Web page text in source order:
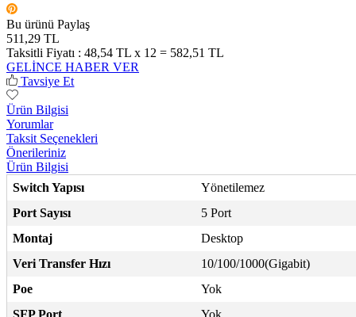
Bu ürünü Paylaş
511,29 TL
Taksitli Fiyatı : 48,54 TL x 12 = 582,51 TL
GELİNCE HABER VER
Tavsiye Et
Ürün Bilgisi
Yorumlar
Taksit Seçenekleri
Önerileriniz
Ürün Bilgisi
Switch Yapısı
Yönetilemez
Port Sayısı
5 Port
Montaj
Desktop
Veri Transfer Hızı
10/100/1000(Gigabit)
Poe
Yok
SFP Port
Yok